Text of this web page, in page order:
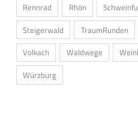
Rennrad
Rhön
Steigerwald
TraumRunden
Volkach
Waldwege
Würzburg